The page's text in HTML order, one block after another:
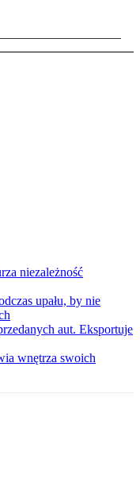
niezależność
upału, by nie
aut. Eksportuje
wnętrza swoich